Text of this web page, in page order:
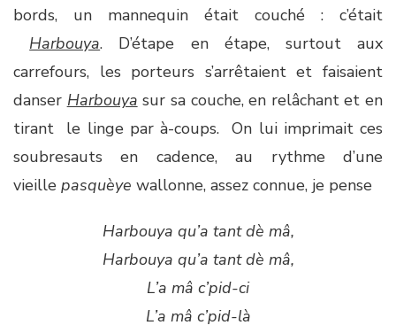
bords, un mannequin était couché : c’était
Harbouya. D’étape en étape, surtout aux
carrefours, les porteurs s’arrêtaient et faisaient
danser Harbouya sur sa couche, en relâchant et en
tirant le linge par à-coups. On lui imprimait ces
soubresauts en cadence, au rythme d’une
vieille pasquèye wallonne, assez connue, je pense
Harbouya qu’a tant dè mâ,
Harbouya qu’a tant dè mâ,
L’a mâ c’pid-ci
L’a mâ c’pid-là